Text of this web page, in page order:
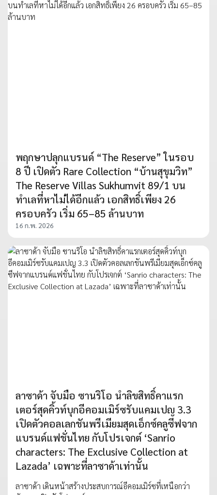
พฤกษาปลุกแบรนด์ “The Reserve” ในรอบ
8 ปี เปิดตัว Rare Collection “บ้านสุขุมวิท”
The Reserve Villas Sukhumvit 89/1 บน
ทำเลที่หาไม่ได้อีกแล้ว เอกสิทธิ์เพียง 26
ครอบครัว เริ่ม 65–85 ล้านบาท
16 ก.พ. 2026
ลาซาด้า จับมือ ซานริโอ นำลิขสิทธิ์คาแรก
เตอร์สุดคิ้วท์บุกอีคอมเมิร์ซรับแคมเปญ 3.3
เปิดตัวคอลเลกชันพรีเมียมสุดเอ็กซ์คลูซีฟจาก
แบรนด์แฟชั่นไทย กับโปรเจกต์ ‘Sanrio
characters: The Exclusive Collection at
Lazada’ เฉพาะที่ลาซาด้าเท่านั้น
ลาซาด้า เดินหน้าสร้างประสบการณ์อีคอมเมิร์ซที่เหนือกว่า